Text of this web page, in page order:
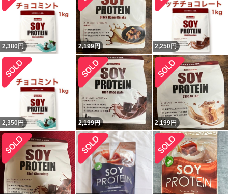
2,380 円 2,199円 2,250 円
2,350 円 2,199円 2,199円